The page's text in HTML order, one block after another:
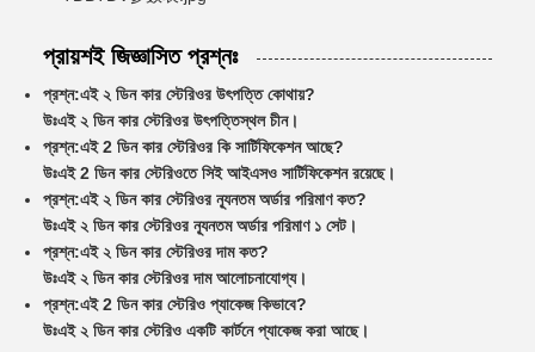
প্রায়শই জিজ্ঞাসিত প্রশ্নঃ
প্রশ্ন:এই ২ ডিন কার স্টেরিওর উৎপত্তি কোথায়?
উঃএই ২ ডিন কার স্টেরিওর উৎপত্তিস্থল চীন।
প্রশ্ন:এই 2 ডিন কার স্টেরিওর কি সার্টিফিকেশন আছে?
উঃএই 2 ডিন কার স্টেরিওতে সিই আইএসও সার্টিফিকেশন রয়েছে।
প্রশ্ন:এই ২ ডিন কার স্টেরিওর ন্যূনতম অর্ডার পরিমাণ কত?
উঃএই ২ ডিন কার স্টেরিওর ন্যূনতম অর্ডার পরিমাণ ১ সেট।
প্রশ্ন:এই ২ ডিন কার স্টেরিওর দাম কত?
উঃএই ২ ডিন কার স্টেরিওর দাম আলোচনাযোগ্য।
প্রশ্ন:এই 2 ডিন কার স্টেরিও প্যাকেজ কিভাবে?
উঃএই ২ ডিন কার স্টেরিও একটি কার্টনে প্যাকেজ করা আছে।